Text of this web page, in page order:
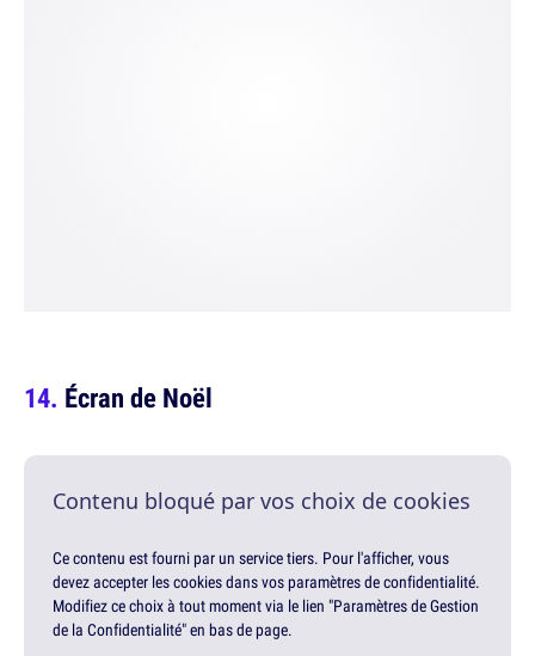
Écran de Noël
Contenu bloqué par vos choix de cookies
Ce contenu est fourni par un service tiers. Pour l'afficher, vous
devez accepter les cookies dans vos paramètres de confidentialité.
Modifiez ce choix à tout moment via le lien "Paramètres de Gestion
de la Confidentialité" en bas de page.